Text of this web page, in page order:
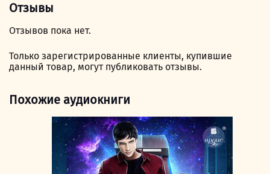
Отзывы
Отзывов пока нет.
Только зарегистрированные клиенты, купившие
данный товар, могут публиковать отзывы.
Похожие аудиокниги